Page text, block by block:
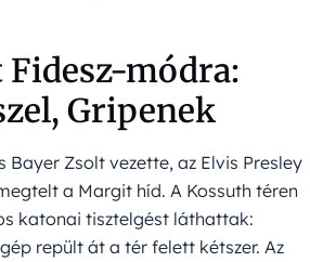
Fidesz-módra:
Gripenek
Bayer Zsolt vezette, az Elvis Presley
a Margit híd. A Kossuth téren
katonai tisztelgést láthattak:
repült át a tér felett kétszer. Az